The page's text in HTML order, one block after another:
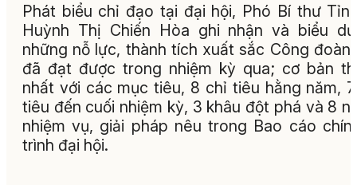
Phát biểu chỉ đạo tại đại hội, Phó Bí thư
Huỳnh Thị Chiến Hòa ghi nhận và biểu
những nỗ lực, thành tích xuất sắc Công đoàn
đã đạt được trong nhiệm kỳ qua; cơ bản
nhất với các mục tiêu, 8 chỉ tiêu hằng năm,
tiêu đến cuối nhiệm kỳ, 3 khâu đột phá và 8
nhiệm vụ, giải pháp nêu trong Bao cáo
trình đại hội.